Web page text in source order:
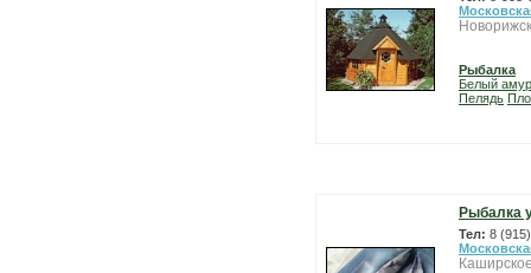
Рыбалка
Белый амур
Пелядь
Рыбалка
Тел: 8